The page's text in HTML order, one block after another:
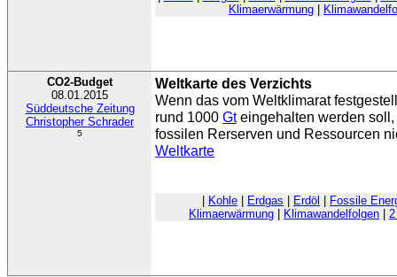
Klimaerwärmung
CO2-Budget
08.01.2015
Süddeutsche Zeitung
Christopher Schrader
5
Weltkarte des Verzichts
Wenn das vom Weltklimarat
rund 1000 Gteingehalten werden
fossilen Rerserven und Ressourcen
Weltkarte
Kohle Erdgas Erdöl
Fossile
Klimaerwärmung
Klimawandelfolgen